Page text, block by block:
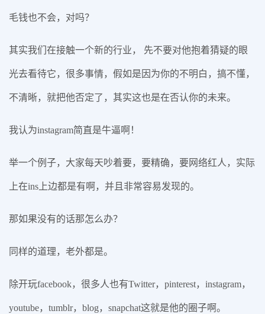
毛钱也不会，对吗？
其实我们在接触一个新的行业， 先不要对他抱着猜疑的眼
光去看待它，很多事情，假如是因为你的不明白，搞不懂，
不清晰，就把他否定了，其实这也是在否认你的未来。
我认为instagram简直是牛逼啊！
举一个例子，大家每天吵着要，要精确，要网络红人，实际
上在ins上边都是有啊，并且非常容易发现的。
那如果没有的话那怎么办？
同样的道理，老外都是。
除开玩facebook，很多人也有Twitter，pinterest，instagram，
youtube，tumblr，blog，snapchat这就是他的圈子啊。